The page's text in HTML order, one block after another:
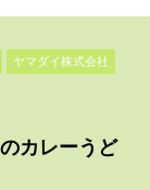
ヤマダイ株式会社
カレーうど